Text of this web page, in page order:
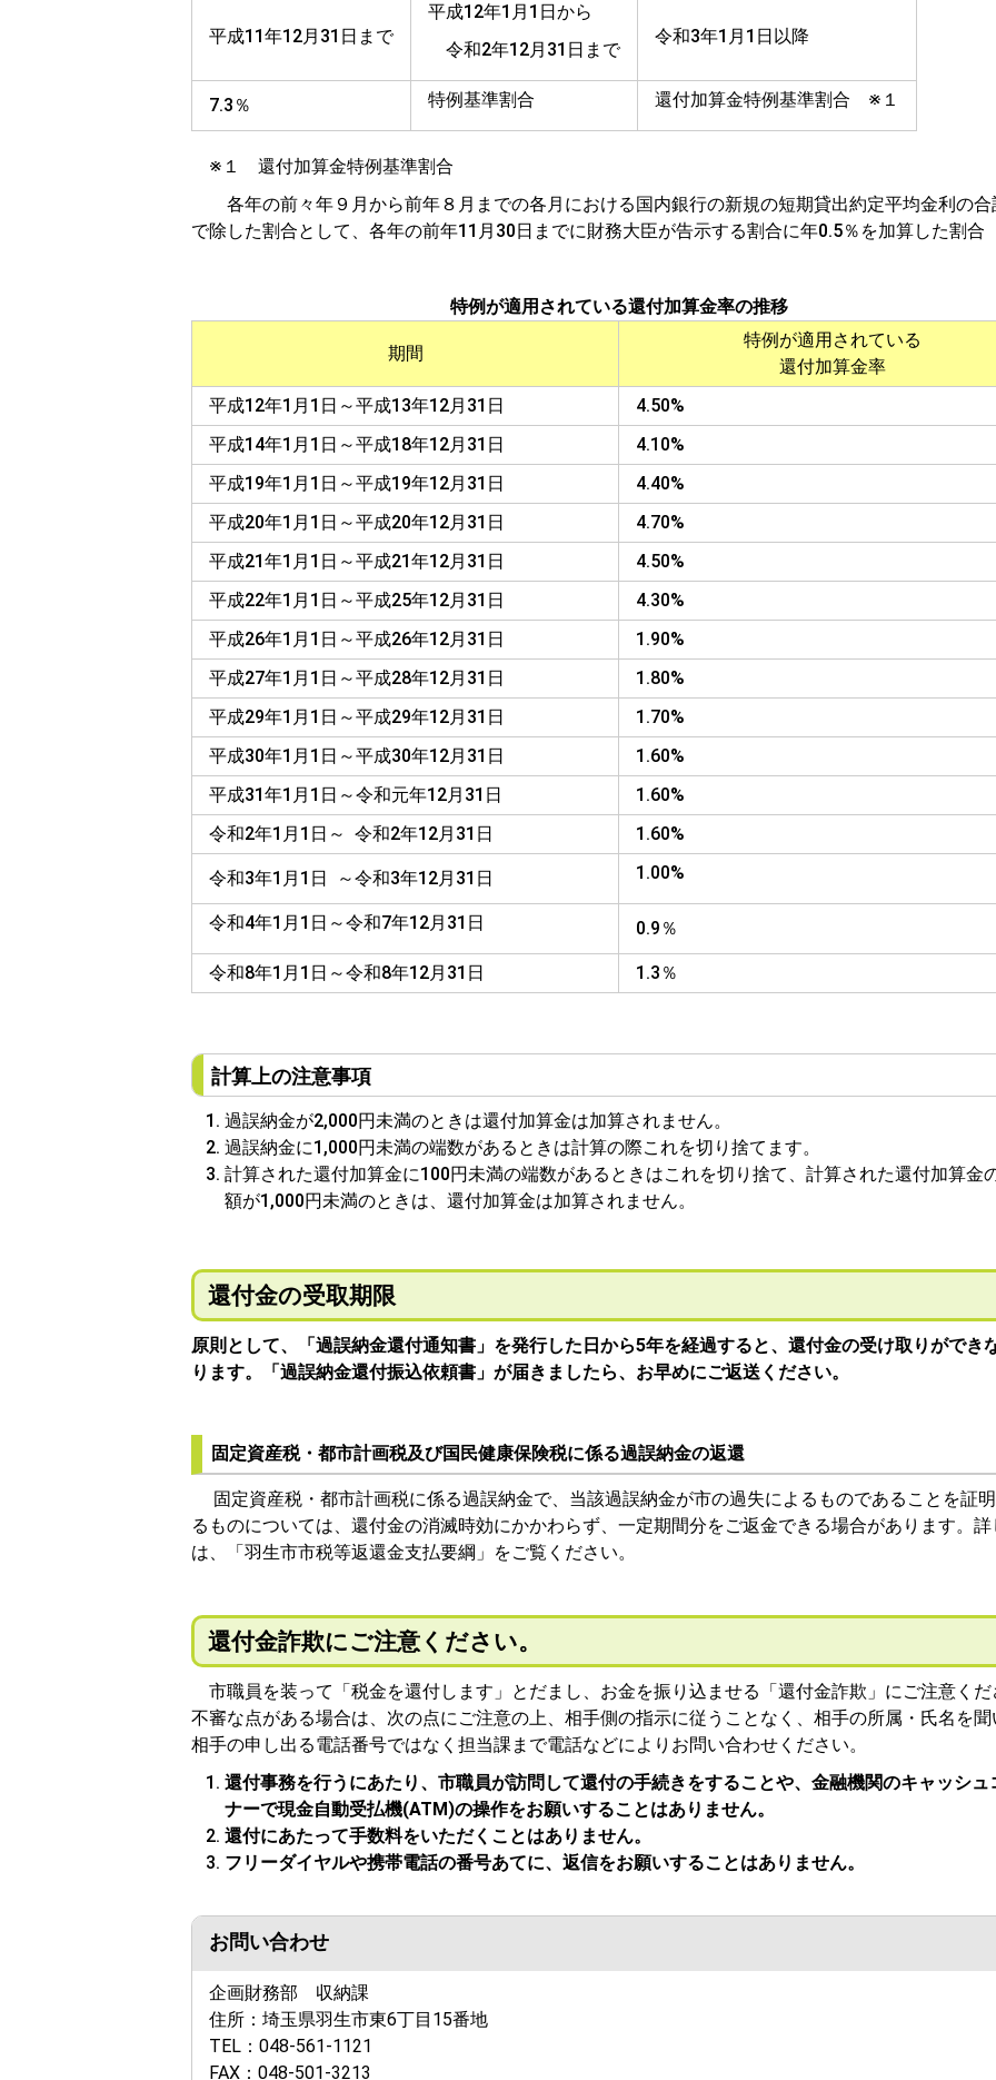
平成11年12月31日まで
平成12年1月1日から
令和2年12月31日まで
令和3年1月1日以降
7.3％ 特例基準割合 還付加算金特例基準割合 ※１
※１ 還付加算金特例基準割合
各年の前々年９月から前年８月までの各月における国内銀行の新規の短期貸出約定平均金利の合
で除した割合として、各年の前年11月30日までに財務大臣が告示する割合に年0.5％を加算した割合
特例が適用されている還付加算金率の推移
期間
特例が適用されている
還付加算金率
平成12年1月1日～平成13年12月31日
4.50%
平成14年1月1日～平成18年12月31日
4.10%
平成19年1月1日～平成19年12月31日
4.40%
平成20年1月1日～平成20年12月31日
4.70%
平成21年1月1日～平成21年12月31日
4.50%
平成22年1月1日～平成25年12月31日
4.30%
平成26年1月1日～平成26年12月31日
1.90%
平成27年1月1日～平成28年12月31日
1.80%
平成29年1月1日～平成29年12月31日
1.70%
平成30年1月1日～平成30年12月31日
1.60%
平成31年1月1日～令和元年12月31日
1.60%
令和2年1月1日～ 令和2年12月31日
1.60%
令和3年1月1日 ～令和3年12月31日 1.00%
令和4年1月1日～令和7年12月31日 0.9％
令和8年1月1日～令和8年12月31日 1.3％
計算上の注意事項
過誤納金が2,000円未満のときは還付加算金は加算されません。
過誤納金に1,000円未満の端数があるときは計算の際これを切り捨てます。
計算された還付加算金に100円未満の端数があるときはこれを切り捨て、計算された還付加算金
額が1,000円未満のときは、還付加算金は加算されません。
還付金の受取期限
原則として、「過誤納金還付通知書」を発行した日から5年を経過すると、還付金の受け取りができ
ります。 「過誤納金還付振込依頼書 」が届きましたら、お早めにご返送ください。
固定資産税・都市計画税及び国民健康保険税に係る過誤納金の返還
固定資産税・都市計画税に係る過誤納金で、当該過誤納金が市の過失によるものであることを証
るものについては、還付金の消滅時効にかかわらず、一定期間分をご返金できる場合があります。詳
は、「羽生市市税等返還金支払要綱」をご覧ください。
還付金詐欺にご注意ください。
市職員を装って「税金を還付します」とだまし、お金を振り込ませる「還付金詐欺」にご注意くだ
不審な点がある場合は、次の点にご注意の上、相手側の指示に従うことなく、相手の所属・氏名を聞
相手の申し出る電話番号ではなく担当課まで電話などによりお問い合わせください。
還付事務を行うにあたり、市職員が訪問して還付の手続きをすることや、金融機関のキャッシュ
ナーで現金自動受払機(ATM)の操作をお願いすることはありません。
還付にあたって手数料をいただくことはありません。
フリーダイヤルや携帯電話の番号あてに、返信をお願いすることはありません。
お問い合わせ
企画財務部 収納課
住所： 埼玉県羽生市東6丁目15番地
TEL： 048-561-1121
FAX： 048-501-3213